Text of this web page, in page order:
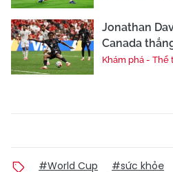
Jonathan
Canada
Khám phá - Thể
#World Cup #sức khỏe